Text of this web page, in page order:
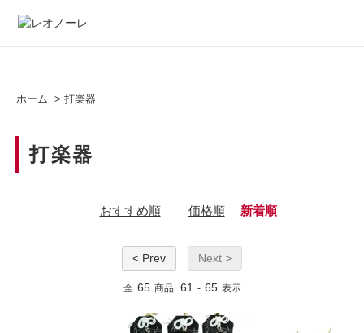
ホーム > 打楽器
打楽器
おすすめ順 価格順 新着順
< Prev Next >
全 65 商品 61 - 65 表示